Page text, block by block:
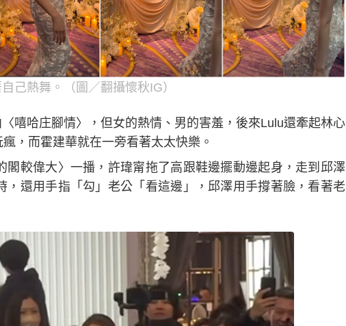
己熱舞。（圖／翻攝懷秋IG）
嘻哈庄腳情〉，但女的熱情、男的害羞，後來Lulu還牽起林心
，而霍建華就在一旁看著太太快樂。
較偉大〉一播，許瑋甯拖了高跟鞋邊擺動邊起身，走到邱澤
還用手指「勾」老公「看這邊」，邱澤用手撐著臉，看著老